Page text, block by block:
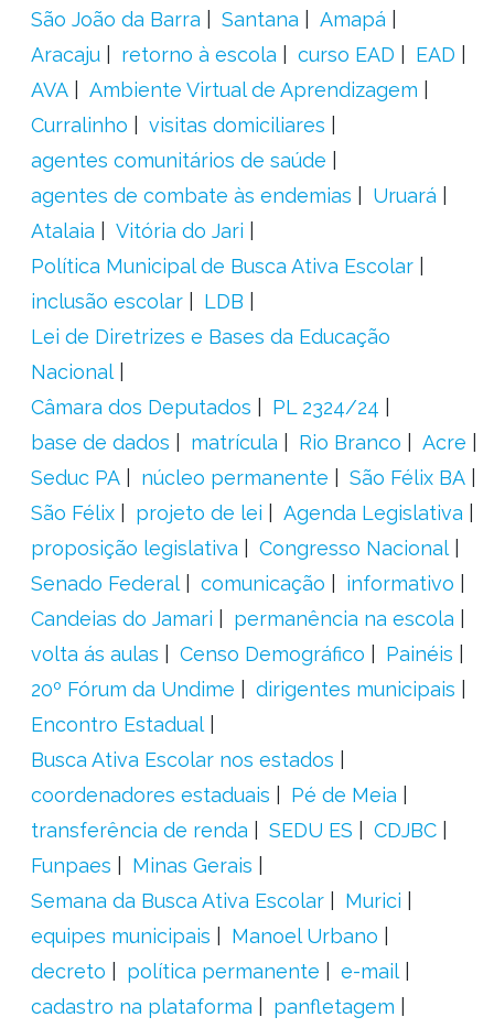
São João da Barra Santana
Amapá
Aracaju
retorno à escola curso EAD
EAD
AVA
Ambiente Virtual de Aprendizagem
Curralinho
visitas domiciliares
agentes comunitários de saúde
agentes de combate às endemias
Uruará
Atalaia
Vitória do Jari
Política Municipal de Busca Ativa Escolar
inclusão escolar
LDB
Lei de Diretrizes e Bases da Educação
Nacional
Câmara dos Deputados
PL 2324/24
base de dados
matrícula Rio Branco
Acre
Seduc PA
núcleo permanente
São Félix BA
São Félix
projeto de lei
Agenda Legislativa
proposição legislativa
Congresso Nacional
Senado Federal
comunicação
informativo
Candeias do Jamari
permanência na escola
volta ás aulas
Censo Demográfico
Painéis
20º Fórum da Undime
dirigentes municipais
Encontro Estadual
Busca Ativa Escolar nos estados
coordenadores estaduais
Pé de Meia
transferência de renda
SEDU ES
CDJBC
Funpaes
Minas Gerais
Semana da Busca Ativa Escolar
Murici
equipes municipais
Manoel Urbano
decreto
política permanente
e-mail
cadastro na plataforma
panfletagem